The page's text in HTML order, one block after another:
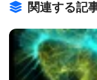
ポツダム市近く
of Colloids and
でGPIsが規則正
関連する記